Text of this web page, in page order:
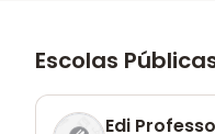
Escolas
Edi